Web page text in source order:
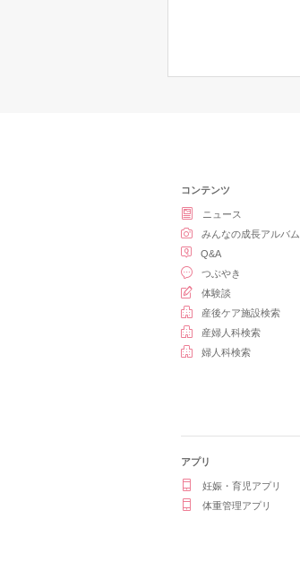
コンテンツ
ニュース
みんなの成長アルバム
Q&A
つぶやき
体験談
産後ケア施設検索
産婦人科検索
婦人科検索
アプリ
妊娠・育児アプリ
体重管理アプリ